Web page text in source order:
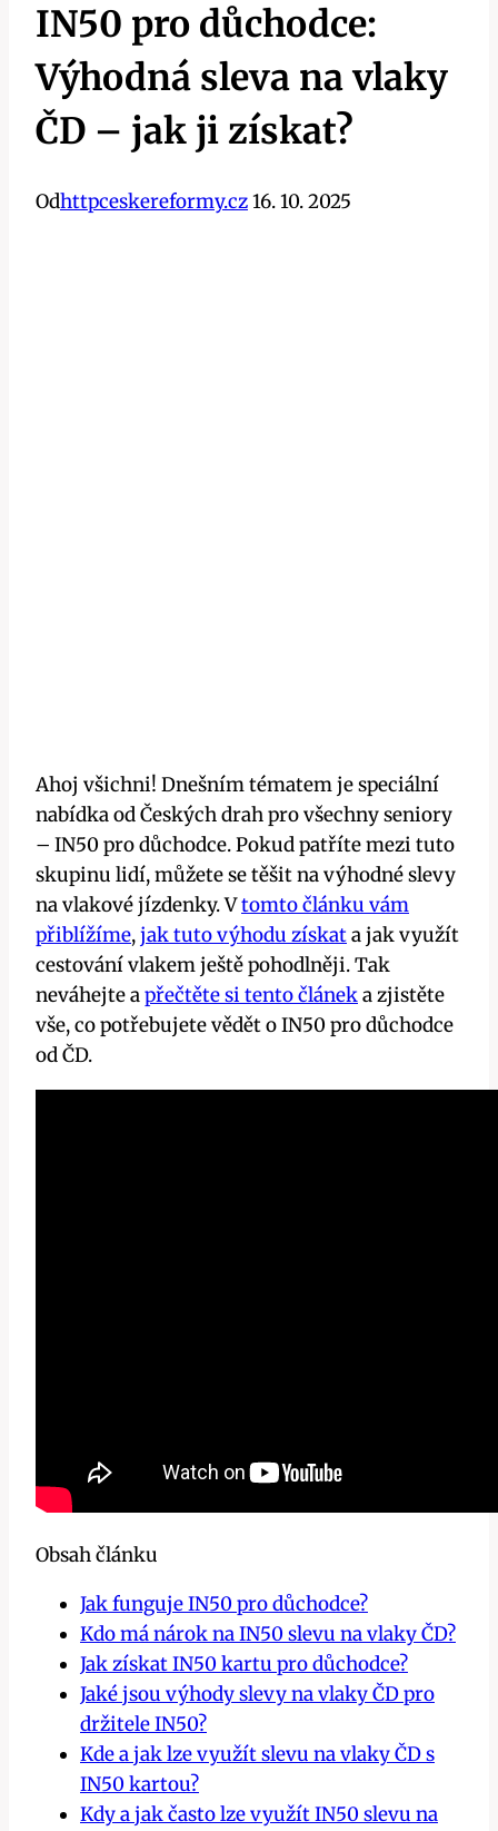
IN50 pro důchodce:
Výhodná sleva na vlaky
ČD – jak ji získat?
Odhttpceskereformy.cz16. 10. 2025
Ahoj všichni! Dnešním tématem je speciální
nabídka od Českých drah pro všechny seniory
– IN50 pro důchodce. Pokud patříte mezi tuto
skupinu lidí, můžete se těšit na výhodné slevy
na vlakové jízdenky. Vtomto článku vám
přiblížíme,jak tuto výhodu získata jak využít
cestování vlakem ještě pohodlněji. Tak
neváhejte apřečtěte si tento článeka zjistěte
vše, co potřebujete vědět o IN50 pro důchodce
od ČD.
Obsah článku
Jak funguje IN50 pro důchodce?
Kdo má nárok na IN50 slevu na vlaky ČD?
Jak získat IN50 kartu pro důchodce?
Jaké jsou výhody slevy na vlaky ČD pro
držitele IN50?
Kde a jak lze využít slevu na vlaky ČD s
IN50 kartou?
Kdy a jak často lze využít IN50 slevu na